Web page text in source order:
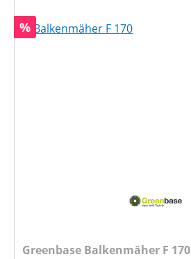
Rabatt
%
Greenbase Balkenmäher F 170